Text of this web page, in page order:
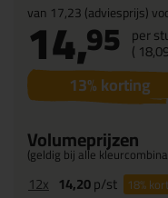
van 17,23(adviesprijs)
14,95 per
( 18,
13% korting
Volumeprijzen
(geldig bij alle
12x 14,20p/st 18%